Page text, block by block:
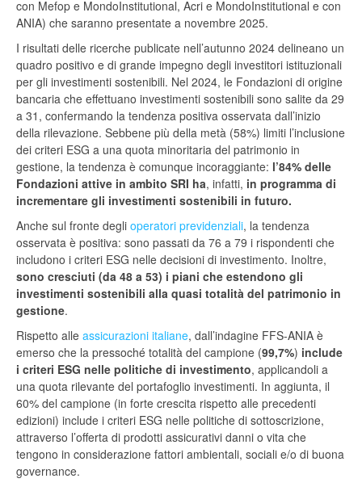
con Mefop e MondoInstitutional, Acri e MondoInstitutional e con
ANIA) che saranno presentate a novembre 2025.
I risultati delle ricerche publicate nell’autunno 2024 delineano un
quadro positivo e di grande impegno degli investitori istituzionali
per gli investimenti sostenibili. Nel 2024, le Fondazioni di origine
bancaria che effettuano investimenti sostenibili sono salite da 29
a 31, confermando la tendenza positiva osservata dall’inizio
della rilevazione. Sebbene più della metà (58%) limiti l’inclusione
dei criteri ESG a una quota minoritaria del patrimonio in
gestione, la tendenza è comunque incoraggiante: l’84% delle
Fondazioni attive in ambito SRI ha, infatti, in programma di
incrementare gli investimenti sostenibili in futuro.
Anche sul fronte degli operatori previdenziali, la tendenza
osservata è positiva: sono passati da 76 a 79 i rispondenti che
includono i criteri ESG nelle decisioni di investimento. Inoltre,
sono cresciuti (da 48 a 53) i piani che estendono gli
investimenti sostenibili alla quasi totalità del patrimonio in
gestione.
Rispetto alle assicurazioni italiane, dall’indagine FFS-ANIA è
emerso che la pressoché totalità del campione (99,7%) include
i criteri ESG nelle politiche di investimento, applicandoli a
una quota rilevante del portafoglio investimenti. In aggiunta, il
60% del campione (in forte crescita rispetto alle precedenti
edizioni) include i criteri ESG nelle politiche di sottoscrizione,
attraverso l’offerta di prodotti assicurativi danni o vita che
tengono in considerazione fattori ambientali, sociali e/o di buona
governance.